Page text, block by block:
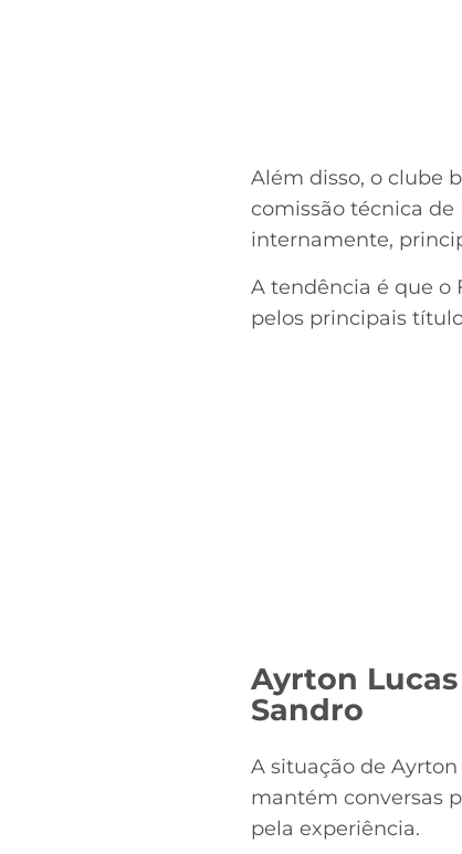
Além disso, o clube
comissão técnica
internamente,
A tendência é que o
pelos principais
Ayrton
Sandro
A situação de
mantém conversas
pela experiência.